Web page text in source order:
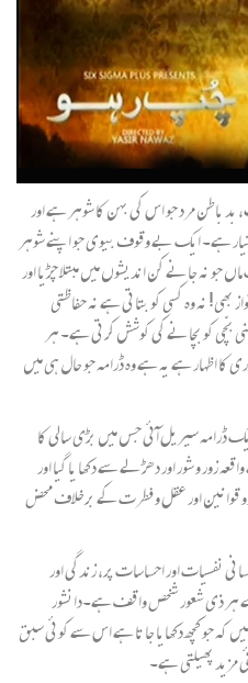
باطن مرد جو اس کی بہن کا شوہر ہے اور
ہے۔ ایک بے وقوف بیوی جو اپنے شوہر
نہ جانے کن اندیشوں میں مبتلا چڑیا اور
بھی! نہ وہ کسی کو بتاتی ہے نہ حفاظتی
کو بچانے کی کوشش کرتی ہے۔ ہر
اظہار ہے یہ ہے وہ ڈرامہ جو حال ہی میں
سیریل آئی جس میں بڑی سالی کا
زور و شور اور دھڑلے سے دکھا یا گیا اور
قوانین اور عقل و فطرت کے برخلاف محض
نفسیات اور احساسات پر، زندگی اور
ہر ذی شعور شخص واقف ہے۔دانشور
کچھ دکھایا جا تا ہے اس سے کوئی سبق
مزید پھیلتی ہے۔